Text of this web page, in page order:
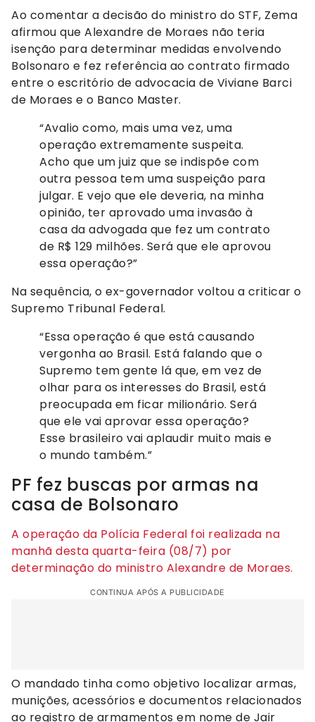
Ao comentar a decisão do ministro do STF, Zema
afirmou que Alexandre de Moraes não teria
isenção para determinar medidas envolvendo
Bolsonaro e fez referência ao contrato firmado
entre o escritório de advocacia de Viviane Barci
de Moraes e o Banco Master.
“Avalio como, mais uma vez, uma
operação extremamente suspeita.
Acho que um juiz que se indispõe com
outra pessoa tem uma suspeição para
julgar. E vejo que ele deveria, na minha
opinião, ter aprovado uma invasão à
casa da advogada que fez um contrato
de R$ 129 milhões. Será que ele aprovou
essa operação?”
Na sequência, o ex-governador voltou a criticar o
Supremo Tribunal Federal.
“Essa operação é que está causando
vergonha ao Brasil. Está falando que o
Supremo tem gente lá que, em vez de
olhar para os interesses do Brasil, está
preocupada em ficar milionário. Será
que ele vai aprovar essa operação?
Esse brasileiro vai aplaudir muito mais e
o mundo também.”
PF fez buscas por armas na
casa de Bolsonaro
A operação da Polícia Federal foi realizada na
manhã desta quarta-feira (08/7) por
determinação do ministro Alexandre de Moraes.
CONTINUA APÓS A PUBLICIDADE
O mandado tinha como objetivo localizar armas,
munições, acessórios e documentos relacionados
ao registro de armamentos em nome de Jair